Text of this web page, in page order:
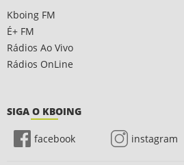
Kboing FM
É+ FM
Rádios Ao Vivo
Rádios OnLine
SIGA O KBOING
facebook instagram